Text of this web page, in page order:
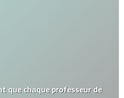
que chaque professeur de